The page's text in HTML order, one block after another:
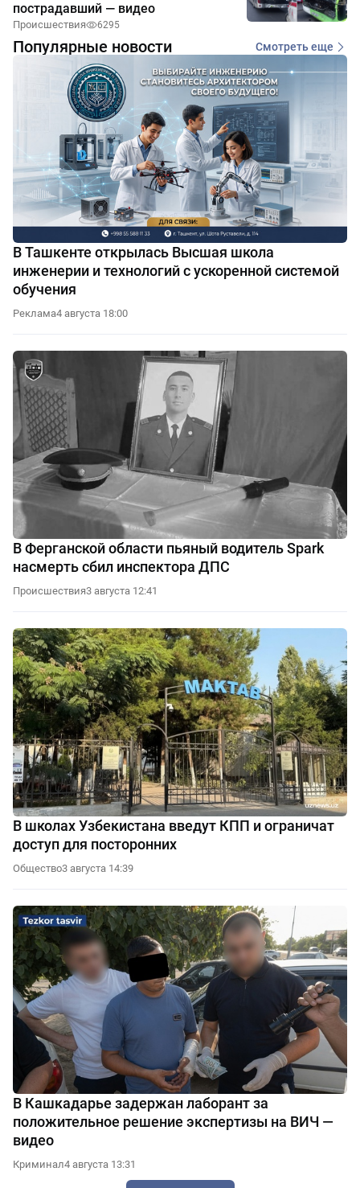
пострадавший — видео
Происшествия 6295
Популярные новости Смотреть еще
В Ташкенте открылась Высшая школа
инженерии и технологий с ускоренной системой
обучения
Реклама4 августа 18:00
В Ферганской области пьяный водитель Spark
насмерть сбил инспектора ДПС
Происшествия3 августа 12:41
В школах Узбекистана введут КПП и ограничат
доступ для посторонних
Общество3 августа 14:39
В Кашкадарье задержан лаборант за
положительное решение экспертизы на ВИЧ —
видео
Криминал4 августа 13:31